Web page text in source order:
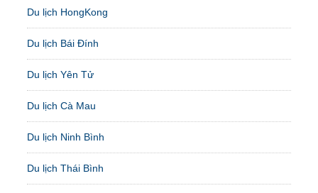
Du lịch HongKong
Du lịch Bái Đính
Du lịch Yên Tử
Du lịch Cà Mau
Du lịch Ninh Bình
Du lịch Thái Bình